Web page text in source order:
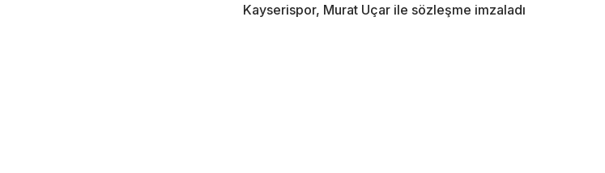
Kayserispor, Murat Uçar ile sözleşme imzaladı